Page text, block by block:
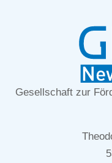
Gesellschaft zur